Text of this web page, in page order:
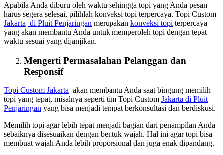
Apabila Anda diburu oleh waktu sehingga topi yang Anda pesan
harus segera selesai, pilihlah konveksi topi terpercaya. Topi Custom
Jakarta di Pluit Penjaringan merupakan konveksi topi terpercaya
yang akan membantu Anda untuk memperoleh topi dengan tepat
waktu sesuai yang dijanjikan.
Mengerti Permasalahan Pelanggan dan
Responsif
Topi Custom Jakarta akan membantu Anda saat bingung memilih
topi yang tepat, misalnya seperti tim Topi Custom Jakarta di Pluit
Penjaringan yang bisa menjadi tempat berkonsultasi dan berdiskusi.
Memilih topi agar lebih tepat menjadi bagian dari penampilan Anda
sebaiknya disesuaikan dengan bentuk wajah. Hal ini agar topi bisa
membuat wajah Anda lebih proporsional dan juga enak dipandang.